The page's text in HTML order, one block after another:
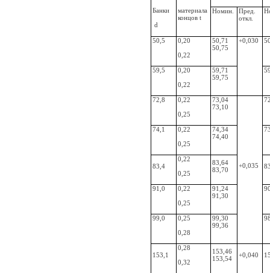
Банки
d
материала
концов t
Номин.
Пред.
откл.
50,5
0,20
0,22
50,71
50,75
+0,030
59,5
0,20
0,22
59,71
59,75
72,8
0,22
0,25
73,04
73,10
74,1
0,22
0,25
74,34
74,40
83,4
0,22
0,25
83,64
83,70
+0,035
91,0
0,22
0,25
91,24
91,30
99,0
0,25
0,28
99,30
99,36
153,1
0,28
0,32
153,46
153,54
+0,040